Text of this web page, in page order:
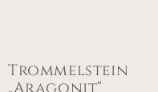
Trommelstein